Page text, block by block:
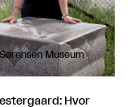
Museum
Hvor